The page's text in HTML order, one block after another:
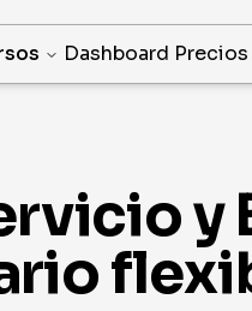
Dashboard Precios
y